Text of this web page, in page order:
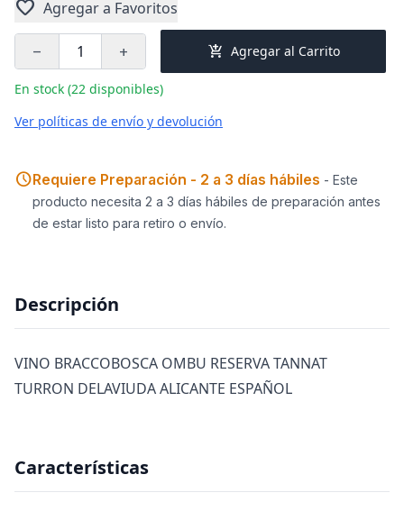
favorite Agregar a Favoritos
remove add add_shopping_cart Agregar al Carrito
En stock (22 disponibles)
Ver políticas de envío y devolución
scheduleRequiere Preparación - 2 a 3 días hábiles - Este
producto necesita 2 a 3 días hábiles de preparación antes
de estar listo para retiro o envío.
Descripción
VINO BRACCOBOSCA OMBU RESERVA TANNAT
TURRON DELAVIUDA ALICANTE ESPAÑOL
Características